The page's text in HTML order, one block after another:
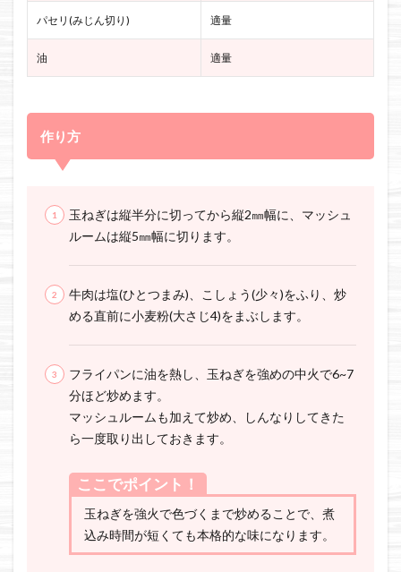
パセリ(みじん切り) 適量
油 適量
作り方
玉ねぎは縦半分に切ってから縦2㎜幅に、マッシュ
ルームは縦5㎜幅に切ります。
牛肉は塩(ひとつまみ)、こしょう(少々)をふり、炒
める直前に小麦粉(大さじ4)をまぶします。
フライパンに油を熱し、玉ねぎを強めの中火で6~7
分ほど炒めます。
マッシュルームも加えて炒め、しんなりしてきた
ら一度取り出しておきます。
ここでポイント！
玉ねぎを強火で色づくまで炒めることで、煮
込み時間が短くても本格的な味になります。